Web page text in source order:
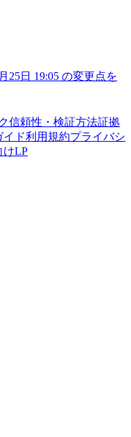
25日 19:05 の変更点を
信頼性・検証方法証拠
イド利用規約プライバシ
けLP